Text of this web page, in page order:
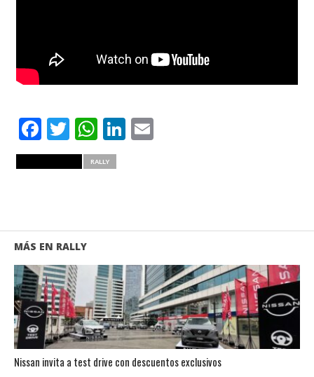
Facebook
Twitter
WhatsApp
LinkedIn
Email
RALLY
MÁS EN RALLY
Nissan invita a test drive con descuentos exclusivos